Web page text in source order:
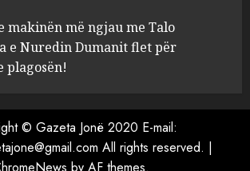
Berishën
MARCH 25, 2025
“Ai që drejtonte makinën më
ngjau me Talo Çelën”,
dëshmia e Nuredin Dumanit
flet për PERSONAT që e
makinën më ngjau me Talo
e Nuredin Dumanit flet për
plagosën!
© Gazeta Jonë 2020 E-mail:
All rights reserved. |